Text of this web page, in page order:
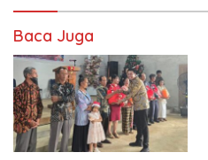
Baca Juga